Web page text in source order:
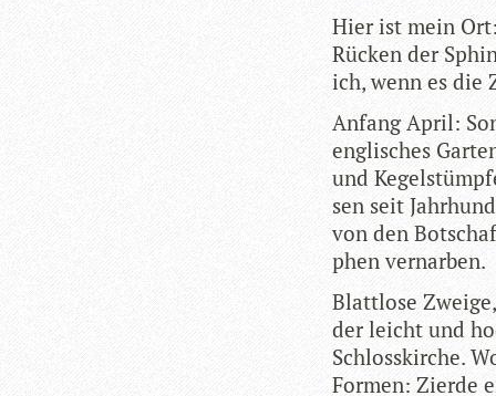
Hier ist mein
Rücken der
ich, wenn es die
Anfang April:
eng­li­sches
und
sen seit
von den
phen vernarben.
Blatt­lose
der leicht und
Schloss­kir­che.
For­men: Zierde